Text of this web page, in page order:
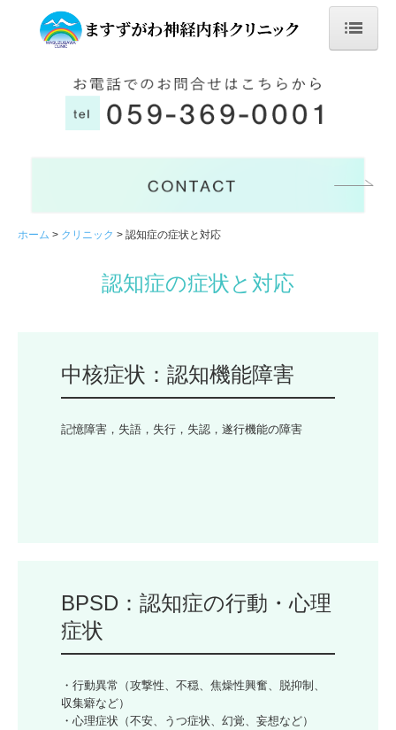
神経内科とは
クリニックについて
神経疾患と多職種連携
てんかんについて
脳卒中について
多発性硬化症と視神経脊髄炎
ホーム クリニック 認知症の症状と対応
認知症の症状と対応
中核症状：認知機能障害
記憶障害，失語，失行，失認，遂行機能の障害
BPSD：認知症の行動・心理
症状
・行動異常（攻撃性、不穏、焦燥性興奮、脱抑制、
収集癖など）
・心理症状（不安、うつ症状、幻覚、妄想など）